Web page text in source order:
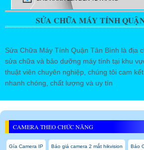
SỬA CHỮA MÁY TÍNH
Sửa Chữa Máy Tính Quận Tân Bình là địa
sửa chữa và bảo dưỡng máy tính tại khu
thuật viên chuyên nghiệp, chúng tôi cam
nhanh chóng, chất lượng và uy tín
CAMERA THEO CHỨC NĂNG
Gía Camera IP Báo giá camera 2 mắt hikvision Báo